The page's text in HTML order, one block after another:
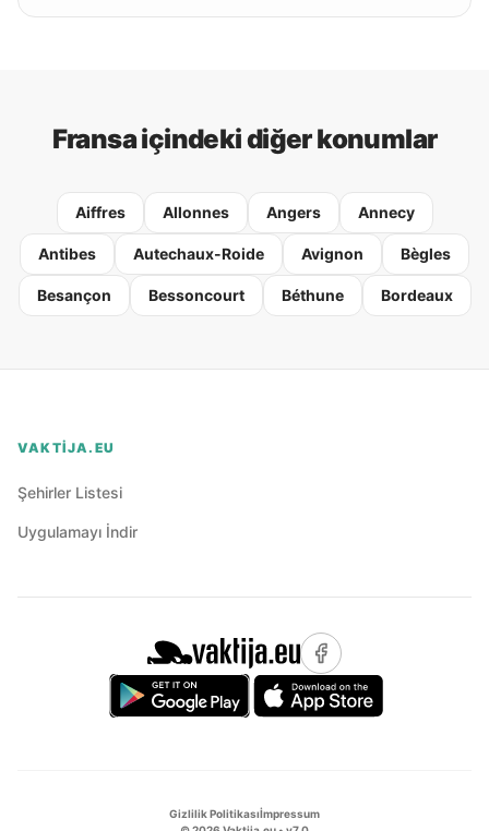
Fransa içindeki diğer konumlar
Aiffres Allonnes Angers Annecy
Antibes Autechaux-Roide Avignon Bègles
Besançon Bessoncourt Béthune Bordeaux
VAKTIJA.EU
Şehirler Listesi
Uygulamayı İndir
Gizlilik Politikasıİmpressum